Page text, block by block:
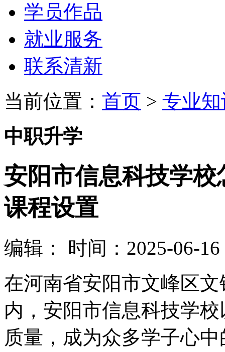
学员作品
就业服务
联系清新
当前位置： 首页 > 专业
中职升学
安阳市信息科技学
课程设置
编辑：
时间：2025-06-16
在河南省安阳市文峰区
内，安阳市信息科技学
质量，成为众多学子心